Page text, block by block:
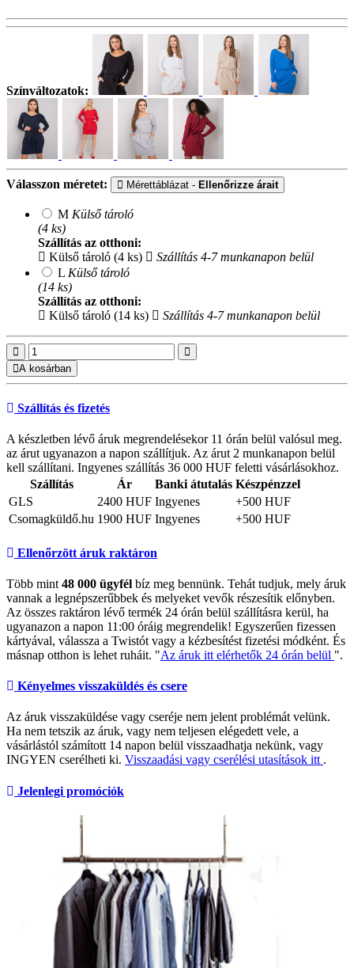
Színváltozatok:
Válasszon méretet: Mérettáblázat - Ellenőrizze árait
M Külső tároló
(4 ks)
Szállítás az otthoni:
Külső tároló (4 ks)
Szállítás 4-7 munkanapon belül
L Külső tároló
(14 ks)
Szállítás az otthoni:
Külső tároló (14 ks)
Szállítás 4-7 munkanapon belül
A kosárban
Szállítás és fizetés
A készletben lévő áruk megrendelésekor 11 órán belül valósul meg.
az árut ugyanazon a napon szállítjuk. Az árut 2 munkanapon belül
kell szállítani. Ingyenes szállítás 36 000 HUF feletti vásárlásokhoz.
Szállítás
Ár Banki átutalás Készpénzzel
GLS
2400 HUF Ingyenes
+500 HUF
Csomagküldő.hu 1900 HUF Ingyenes +500 HUF
Ellenőrzött áruk raktáron
Több mint 48 000 ügyfél bíz meg bennünk. Tehát tudjuk, mely áruk
vannak a legnépszerűbbek és melyeket vevők részesítik előnyben.
Az összes raktáron lévő termék 24 órán belül szállításra kerül, ha
ugyanazon a napon 11:00 óráig megrendelik! Egyszerűen fizessen
kártyával, válassza a Twistót vagy a kézbesítést fizetési módként. És
másnap otthon is lehet ruháit. "Az áruk itt elérhetők 24 órán belül ".
Kényelmes visszaküldés és csere
Az áruk visszaküldése vagy cseréje nem jelent problémát velünk.
Ha nem tetszik az áruk, vagy nem teljesen elégedett vele, a
vásárlástól számított 14 napon belül visszaadhatja nekünk, vagy
INGYEN cserélheti ki. Visszaadási vagy cserélési utasítások itt .
Jelenlegi promóciók